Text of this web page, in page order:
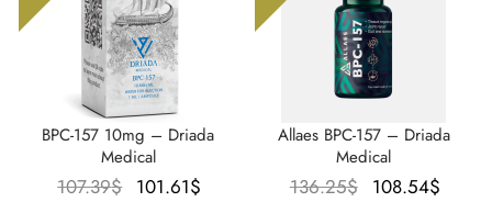
BPC-157 10mg – Driada
Medical
107.39$ O preço
101.61$
Allaes BPC-157 – Driada
Medical
136.25$ O preço
108.54$